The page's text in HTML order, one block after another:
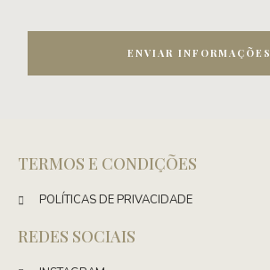
ENVIAR INFORMAÇÕES
TERMOS E CONDIÇÕES
POLÍTICAS DE PRIVACIDADE
REDES SOCIAIS